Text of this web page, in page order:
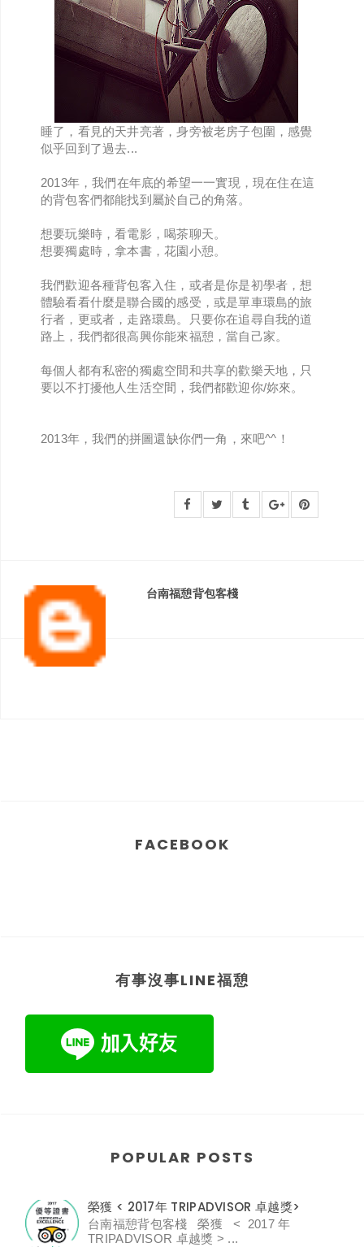
睡了，看見的天井亮著，身旁被老房子包圍，感覺
似乎回到了過去...
2013年，我們在年底的希望一一實現，現在住在這
的背包客們都能找到屬於自己的角落。
想要玩樂時，看電影，喝茶聊天。
想要獨處時，拿本書，花園小憩。
我們歡迎各種背包客入住，或者是你是初學者，想
體驗看看什麼是聯合國的感受，或是單車環島的旅
行者，更或者，走路環島。只要你在追尋自我的道
路上，我們都很高興你能來福憩，當自己家。
每個人都有私密的獨處空間和共享的歡樂天地，只
要以不打擾他人生活空間，我們都歡迎你/妳來。
2013年，我們的拼圖還缺你們一角，來吧^^！
台南福憩背包客棧
FACEBOOK
有事沒事LINE福憩
POPULAR POSTS
榮獲 < 2017年 TRIPADVISOR 卓越獎>
台南福憩背包客棧 榮獲 < 2017 年
TRIPADVISOR 卓越獎 > ...